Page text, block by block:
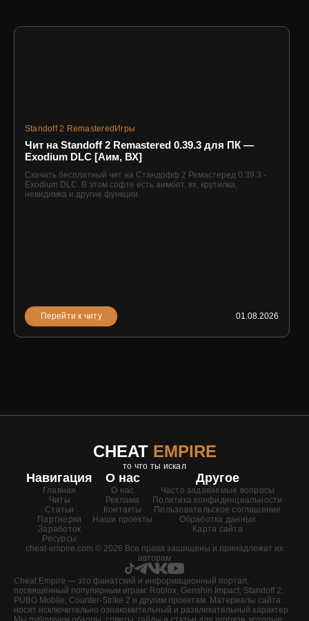
Standoff 2 Remastered Игры
Чит на Standoff 2 Remastered 0.39.3 для ПК —
Exodium DLC [Аим, ВХ]
Скачать бесплатный чит на Стандофф 2 Ремастеред 0.39.3 -
Exodium DLC. В этом софте есть аимбот, вх, крутилка,
невидимка и другие функции.
Перейти к читу 01.08.2026
CHEAT EMPIRE
то что ты искал
Навигация
Главная
Читы
Статьи
Партнерки
Заработок
Ресурсы
О нас
О нас
Реклама
Контакты
Наши проекты
Другое
Часто задаваемые вопросы
Политика конфиденциальности
Пользовательское соглашение
Обработка данных
Карта сайта
cheat-empire.com © 2026 Все права защищены и принадлежат их
авторам
Cheat Empire — это фанатский и информационный портал,
посвящённый популярным играм: Roblox, Genshin Impact, Standoff 2,
PUBG Mobile, Counter-Strike 2 и другим проектам. Материалы сайта
носят исключительно ознакомительный и развлекательный характер.